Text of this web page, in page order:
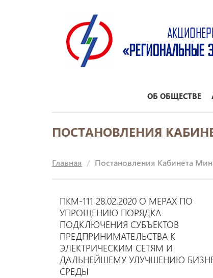
«РЕГИОНАЛЬНЫЕ
ОБ ОБЩЕСТВЕ
ПОСТАНОВЛЕНИЯ
Главная Постановления Кабинета
ПКМ-111 28.02.2020 О МЕРАХ ПО
УПРОЩЕНИЮ ПОРЯДКА
ПОДКЛЮЧЕНИЯ СУБЪЕКТОВ
ПРЕДПРИНИМАТЕЛЬСТВА К
ЭЛЕКТРИЧЕСКИМ СЕТЯМ И
ДАЛЬНЕЙШЕМУ УЛУЧШЕНИЮ
СРЕДЫ